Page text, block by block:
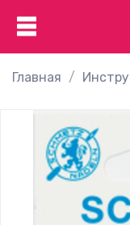
Главная